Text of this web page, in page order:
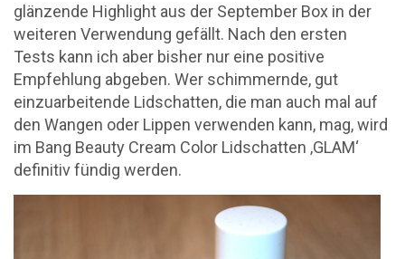
glänzende Highlight aus der September Box in der
weiteren Verwendung gefällt. Nach den ersten
Tests kann ich aber bisher nur eine positive
Empfehlung abgeben. Wer schimmernde, gut
einzuarbeitende Lidschatten, die man auch mal auf
den Wangen oder Lippen verwenden kann, mag, wird
im Bang Beauty Cream Color Lidschatten ‚GLAM‘
definitiv fündig werden.